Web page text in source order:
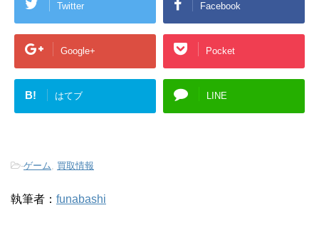
Twitter Facebook
Google+ Pocket
B! はてブ LINE
-ゲーム 買取情報
執筆者： funabashi